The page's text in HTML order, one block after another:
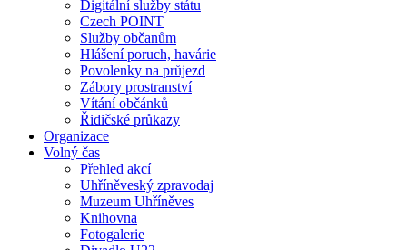
Digitální služby státu
Czech POINT
Služby občanům
Hlášení poruch, havárie
Povolenky na průjezd
Zábory prostranství
Vítání občánků
Řidičské průkazy
Organizace
Volný čas
Přehled akcí
Uhříněveský zpravodaj
Muzeum Uhříněves
Knihovna
Fotogalerie